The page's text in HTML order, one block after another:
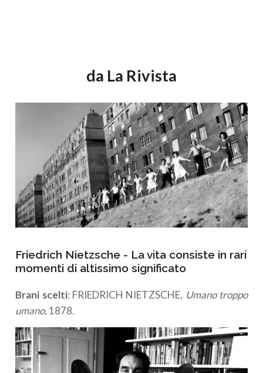
da La Rivista
Friedrich Nietzsche - La vita consiste in rari
momenti di altissimo significato
Brani scelti: FRIEDRICH NIETZSCHE, Umano troppo
umano, 1878.